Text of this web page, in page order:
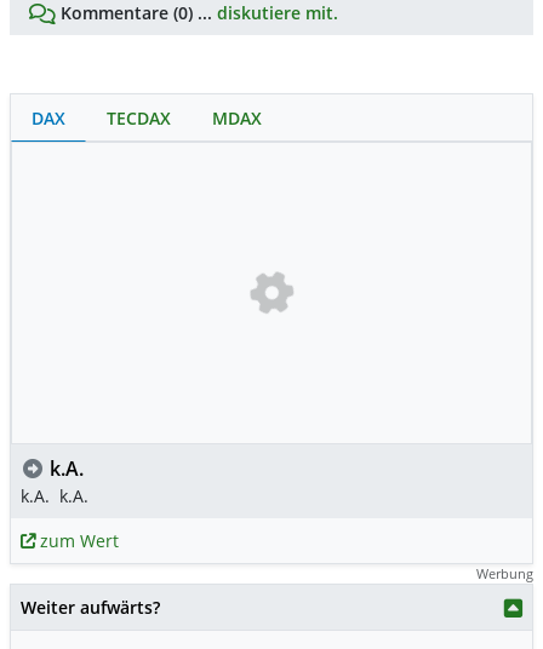
Kommentare (0) ... diskutiere mit.
DAX TECDAX MDAX
k.A.
k.A. k.A.
zum Wert
Werbung
Weiter aufwärts?